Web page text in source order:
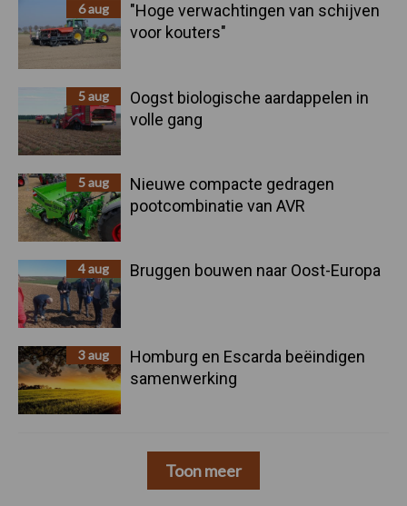
6 aug
"Hoge verwachtingen van schijven
voor kouters"
5 aug
Oogst biologische aardappelen in
volle gang
5 aug
Nieuwe compacte gedragen
pootcombinatie van AVR
4 aug Bruggen bouwen naar Oost-Europa
3 aug
Homburg en Escarda beëindigen
samenwerking
Toon meer